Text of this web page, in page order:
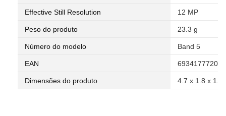
Effective Still Resolution 12 MP
Peso do produto 23.3 g
Número do modelo Band 5
EAN
Dimensões do produto 4.7 x 1.8 x 1.2